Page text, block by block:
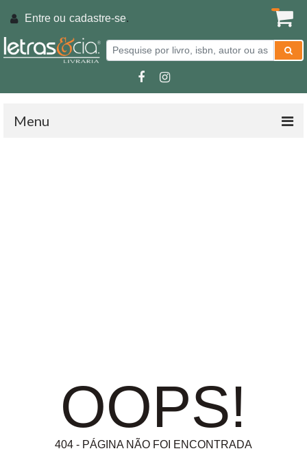
Entre ou cadastre-se.
Menu
OOPS!
404 - PÁGINA NÃO FOI ENCONTRADA